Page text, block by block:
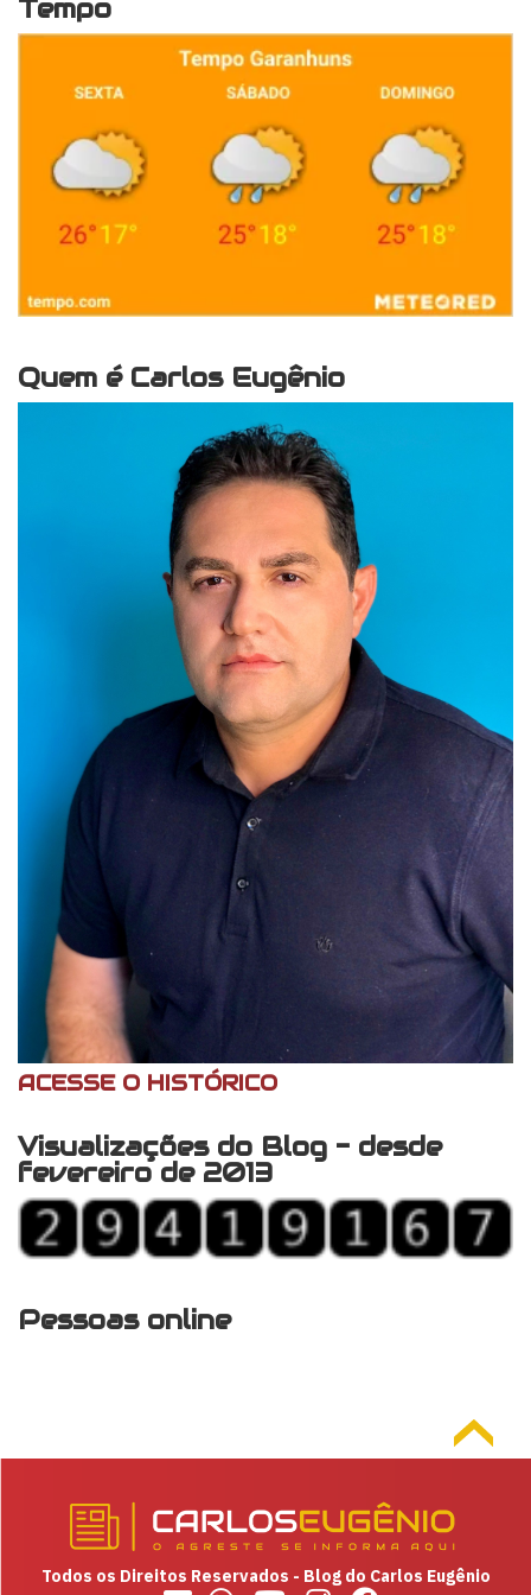
Tempo
Quem é Carlos Eugênio
ACESSE O HISTÓRICO
Visualizações do Blog - desde
fevereiro de 2013
Pessoas online
Todos os Direitos Reservados - Blog do Carlos Eugênio